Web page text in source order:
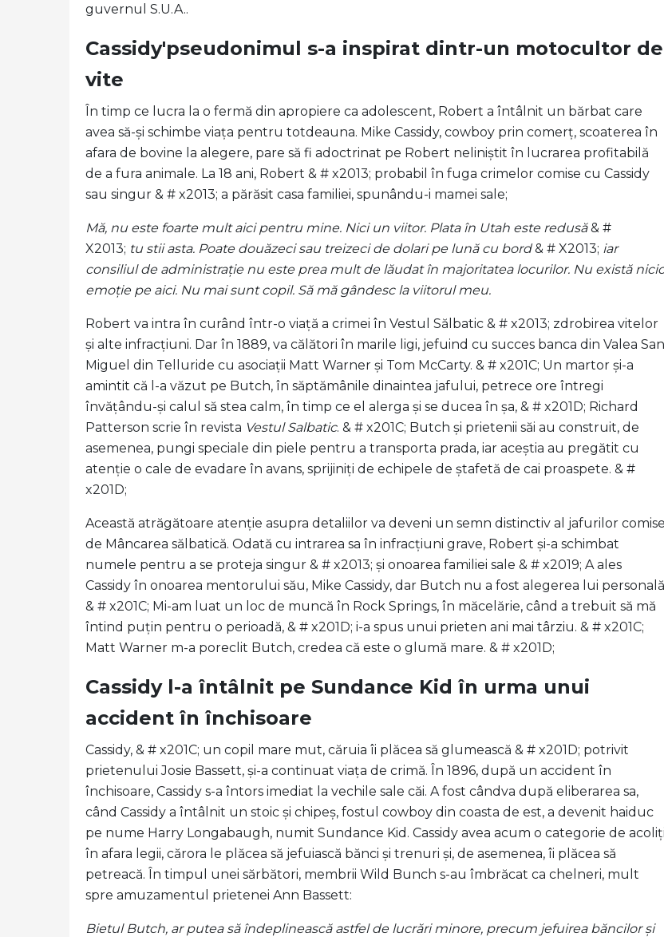
guvernul S.U.A..
Cassidy'pseudonimul s-a inspirat dintr-un motocultor de
vite
În timp ce lucra la o fermă din apropiere ca adolescent, Robert a întâlnit un bărbat care
avea să-și schimbe viața pentru totdeauna. Mike Cassidy, cowboy prin comerț, scoaterea în
afara de bovine la alegere, pare să fi adoctrinat pe Robert neliniștit în lucrarea profitabilă
de a fura animale. La 18 ani, Robert & # x2013; probabil în fuga crimelor comise cu Cassidy
sau singur & # x2013; a părăsit casa familiei, spunându-i mamei sale;
Mă, nu este foarte mult aici pentru mine. Nici un viitor. Plata în Utah este redusă & #
X2013; tu stii asta. Poate douăzeci sau treizeci de dolari pe lună cu bord& # X2013; iar
consiliul de administrație nu este prea mult de lăudat în majoritatea locurilor. Nu există
emoție pe aici. Nu mai sunt copil. Să mă gândesc la viitorul meu.
Robert va intra în curând într-o viață a crimei în Vestul Sălbatic & # x2013; zdrobirea vitelor
și alte infracțiuni. Dar în 1889, va călători în marile ligi, jefuind cu succes banca din Valea San
Miguel din Telluride cu asociații Matt Warner și Tom McCarty. & # x201C; Un martor și-a
amintit că l-a văzut pe Butch, în săptămânile dinaintea jafului, petrece ore întregi
învățându-și calul să stea calm, în timp ce el alerga și se ducea în șa, & # x201D; Richard
Patterson scrie în revista Vestul Salbatic. & # x201C; Butch și prietenii săi au construit, de
asemenea, pungi speciale din piele pentru a transporta prada, iar aceștia au pregătit cu
atenție o cale de evadare în avans, sprijiniți de echipele de ștafetă de cai proaspete. & #
x201D;
Această atrăgătoare atenție asupra detaliilor va deveni un semn distinctiv al jafurilor comise
de Mâncarea sălbatică. Odată cu intrarea sa în infracțiuni grave, Robert și-a schimbat
numele pentru a se proteja singur & # x2013; și onoarea familiei sale & # x2019; A ales
Cassidy în onoarea mentorului său, Mike Cassidy, dar Butch nu a fost alegerea lui
& # x201C; Mi-am luat un loc de muncă în Rock Springs, în măcelărie, când a trebuit să mă
întind puțin pentru o perioadă, & # x201D; i-a spus unui prieten ani mai târziu. & # x201C;
Matt Warner m-a poreclit Butch, credea că este o glumă mare. & # x201D;
Cassidy l-a întâlnit pe Sundance Kid în urma unui
accident în închisoare
Cassidy, & # x201C; un copil mare mut, căruia îi plăcea să glumească & # x201D; potrivit
prietenului Josie Bassett, și-a continuat viața de crimă. În 1896, după un accident în
închisoare, Cassidy s-a întors imediat la vechile sale căi. A fost cândva după eliberarea sa,
când Cassidy a întâlnit un stoic și chipeș, fostul cowboy din coasta de est, a devenit haiduc
pe nume Harry Longabaugh, numit Sundance Kid. Cassidy avea acum o categorie de acoliți
în afara legii, cărora le plăcea să jefuiască bănci și trenuri și, de asemenea, îi plăcea să
petreacă. În timpul unei sărbători, membrii Wild Bunch s-au îmbrăcat ca chelneri, mult
spre amuzamentul prietenei Ann Bassett:
Bietul Butch, ar putea să îndeplinească astfel de lucrări minore, precum jefuirea băncilor și